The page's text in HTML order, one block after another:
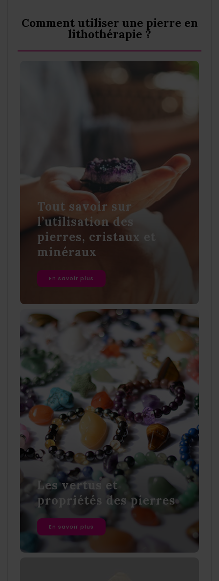
Comment utiliser une pierre en
lithothérapie ?
Tout savoir sur
l’utilisation des
pierres, cristaux et
minéraux
En savoir plus
Les vertus et
propriétés des pierres
En savoir plus